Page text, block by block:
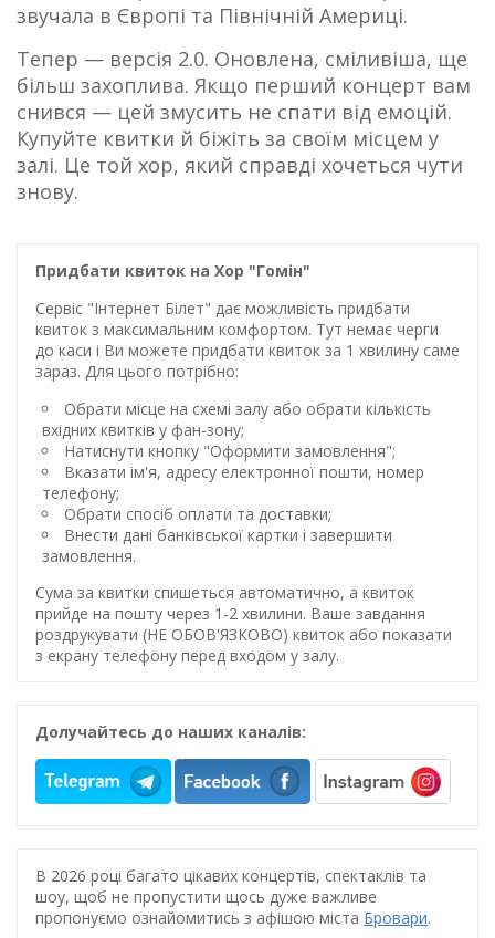
звучала в Європі та Північній Америці.
Тепер — версія 2.0. Оновлена, сміливіша, ще
більш захоплива. Якщо перший концерт вам
снився — цей змусить не спати від емоцій.
Купуйте квитки й біжіть за своїм місцем у
залі. Це той хор, який справді хочеться чути
знову.
Придбати квиток на Хор "Гомін"
Сервіс "Інтернет Білет" дає можливість придбати
квиток з максимальним комфортом. Тут немає черги
до каси і Ви можете придбати квиток за 1 хвилину саме
зараз. Для цього потрібно:
Обрати місце на схемі залу або обрати кількість
вхідних квитків у фан-зону;
Натиснути кнопку "Оформити замовлення";
Вказати ім'я, адресу електронної пошти, номер
телефону;
Обрати спосіб оплати та доставки;
Внести дані банківської картки і завершити
замовлення.
Сума за квитки спишеться автоматично, а квиток
прийде на пошту через 1-2 хвилини. Ваше завдання
роздрукувати (НЕ ОБОВ'ЯЗКОВО) квиток або показати
з екрану телефону перед входом у залу.
Долучайтесь до наших каналів:
В 2026 році багато цікавих концертів, спектаклів та
шоу, щоб не пропустити щось дуже важливе
пропонуємо ознайомитись з афішою міста Бровари.